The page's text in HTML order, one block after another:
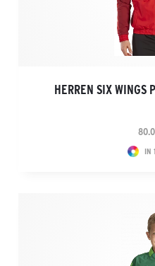
HERREN SIX WINGS
IN